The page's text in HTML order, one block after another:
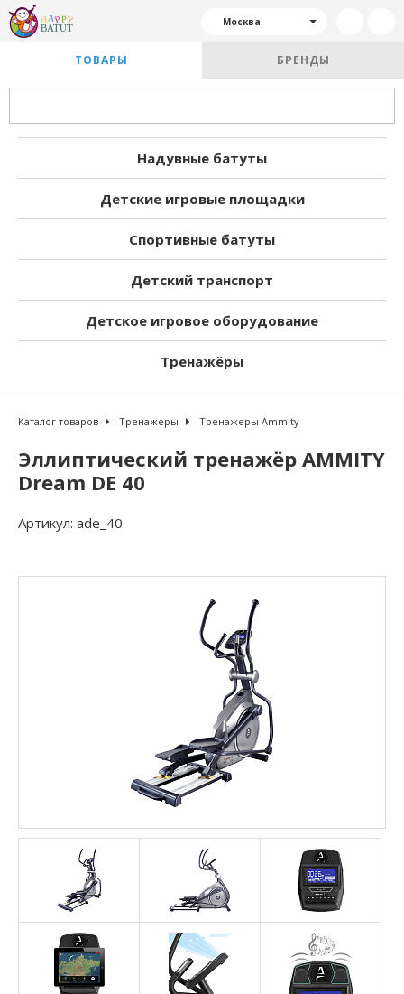
Москва
ТОВАРЫ БРЕНДЫ
Надувные батуты
Детские игровые площадки
Спортивные батуты
Детский транспорт
Детское игровое оборудование
Тренажёры
Каталог товаров Тренажеры Тренажеры Ammity
Эллиптический тренажёр AMMITY
Dream DE 40
Артикул: ade_40